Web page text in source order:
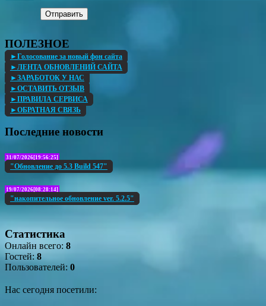
Отправить
ПОЛЕЗНОЕ
►Голосование за новый фон сайта
►ЛЕНТА ОБНОВЛЕНИЙ САЙТА
►ЗАРАБОТОК У НАС
►ОСТАВИТЬ ОТЗЫВ
►ПРАВИЛА СЕРВИСА
►ОБРАТНАЯ СВЯЗЬ
Последние новости
31/07/2026[19:56:25]
"Обновление до 5.3 Build 547"
19/07/2026[08:28:14]
"накопительное обновление ver. 5.2.5"
Статистика
Онлайн всего: 8
Гостей:8
Пользователей: 0
Нас сегодня посетили: